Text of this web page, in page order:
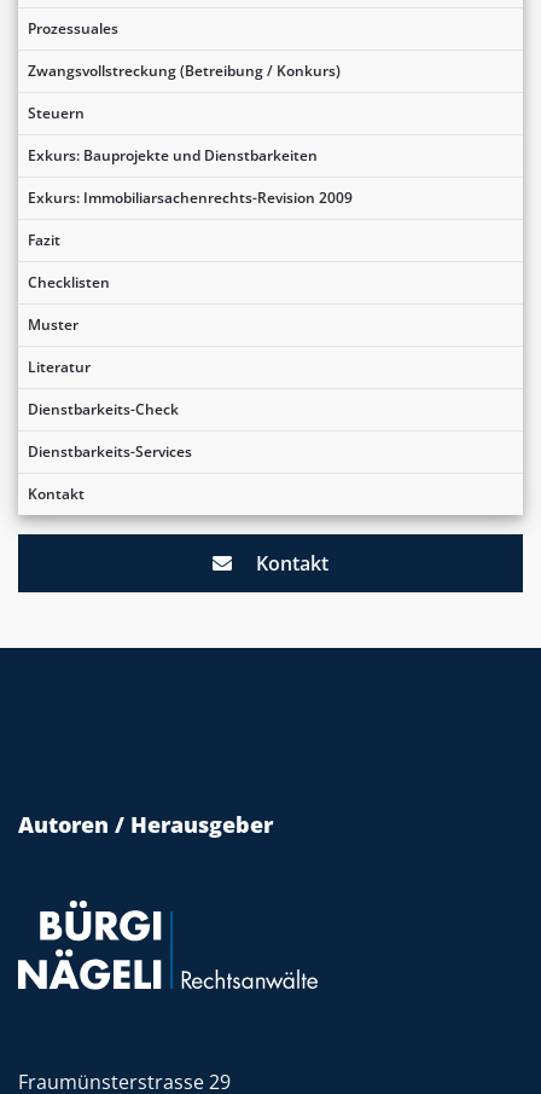
Prozessuales
Zwangsvollstreckung (Betreibung / Konkurs)
Steuern
Exkurs: Bauprojekte und Dienstbarkeiten
Exkurs: Immobiliarsachenrechts-Revision 2009
Fazit
Checklisten
Muster
Literatur
Dienstbarkeits-Check
Dienstbarkeits-Services
Kontakt
Kontakt
Autoren / Herausgeber
Fraumünsterstrasse 29